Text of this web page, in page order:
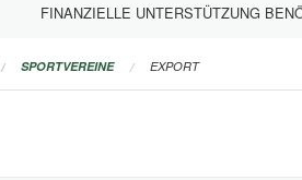
FINANZIELLE UNTERSTÜTZUNG
SPORTVEREINE EXPORT